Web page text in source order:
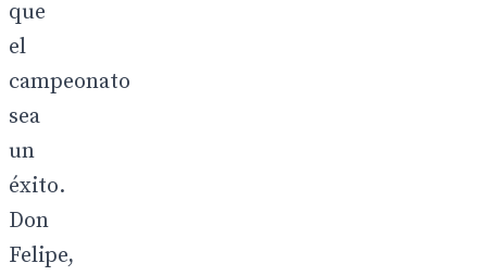
que
el
campeonato
sea
un
éxito.
Don
Felipe,